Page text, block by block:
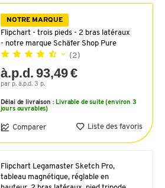
NOTRE MARQUE
Flipchart - trois pieds - 2 bras latéraux
- notre marque Schäfer Shop Pure
(2)
à.p.d. 93,49 €
par p. à.p.d. 3 p.
Délai de livraison :Livrable de suite (environ 3
jours ouvrables)
Comparer Liste des favoris
Flipchart Legamaster Sketch Pro,
tableau magnétique, réglable en